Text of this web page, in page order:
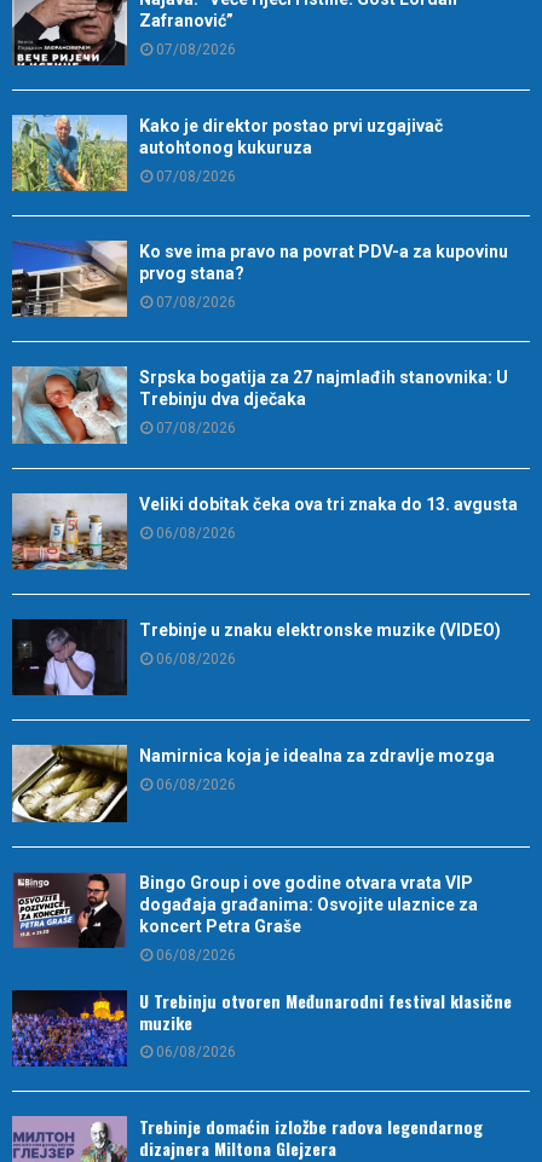
Zafranović”
07/08/2026
Kako je direktor postao prvi uzgajivač
autohtonog kukuruza
07/08/2026
Ko sve ima pravo na povrat PDV-a za kupovinu
prvog stana?
07/08/2026
Srpska bogatija za 27 najmlađih stanovnika: U
Trebinju dva dječaka
07/08/2026
Veliki dobitak čeka ova tri znaka do 13. avgusta
06/08/2026
Trebinje u znaku elektronske muzike (VIDEO)
06/08/2026
Namirnica koja je idealna za zdravlje mozga
06/08/2026
Bingo Group i ove godine otvara vrata VIP
događaja građanima: Osvojite ulaznice za
koncert Petra Graše
06/08/2026
U Trebinju otvoren Međunarodni festival klasične
muzike
06/08/2026
Trebinje domaćin izložbe radova legendarnog
dizajnera Miltona Glejzera